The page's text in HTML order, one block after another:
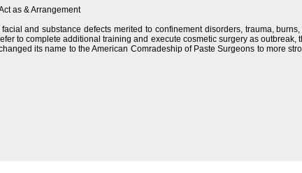
as & Arrangement
and substance defects merited to confinement disorders, trauma,
to complete additional training and execute cosmetic surgery as
its name to the American Comradeship of Paste Surgeons to more